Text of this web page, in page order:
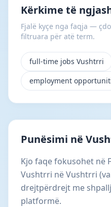
Kërkime të
Fjalë kyçe nga faqja —
filtruara për atë term.
full-time jobs Vushtrri
employment
Punësimi në
Kjo faqe fokusohet në
Vushtrri në Vushtrri
drejtpërdrejt me
platformë.